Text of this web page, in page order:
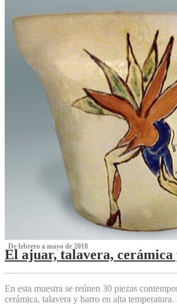
‌ De febrero a mayo de 2018
El ajuar, talavera,
‌
En esta muestra se reúnen 30 piezas
cerámica, talavera y barro en alta